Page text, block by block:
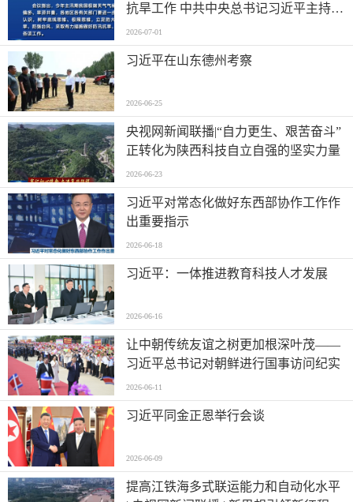
抗旱工作 中共中央总书记习近平主持会
议
2026-07-01
习近平在山东德州考察
2026-06-25
央视网新闻联播|“自力更生、艰苦奋斗”
正转化为陕西科技自立自强的坚实力量
2026-06-23
习近平对常态化做好东西部协作工作作
出重要指示
2026-06-18
习近平：一体推进教育科技人才发展
2026-06-16
让中朝传统友谊之树更加根深叶茂——
习近平总书记对朝鲜进行国事访问纪实
2026-06-11
习近平同金正恩举行会谈
2026-06-09
提高江铁海多式联运能力和自动化水平